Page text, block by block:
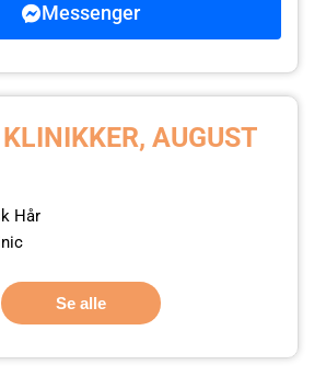
Messenger
AUGUST
Hår
Se alle